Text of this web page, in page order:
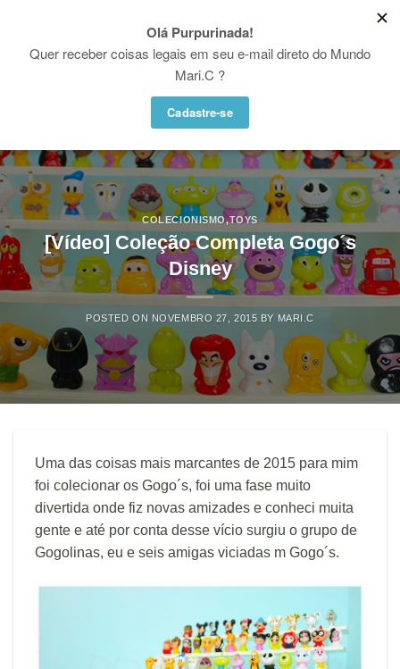
content
Proibido utilizar, copiar ou reproduzir as fotos e vídeos desse site. Copyright
© Mari.C - Todos os direitos reservados
COLECIONISMO,TOYS
[Vídeo] Coleção Completa Gogo´s
Disney
POSTED ON NOVEMBRO 27, 2015 BY MARI.C
Uma das coisas mais marcantes de 2015 para mim
foi colecionar os Gogo´s, foi uma fase muito
divertida onde fiz novas amizades e conheci muita
gente e até por conta desse vício surgiu o grupo de
Gogolinas, eu e seis amigas viciadas m Gogo´s.